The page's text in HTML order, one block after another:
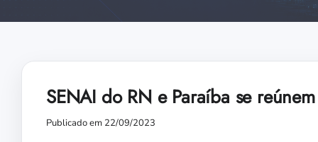
SENAI do RN e Paraíba se
Publicado em 22/09/2023